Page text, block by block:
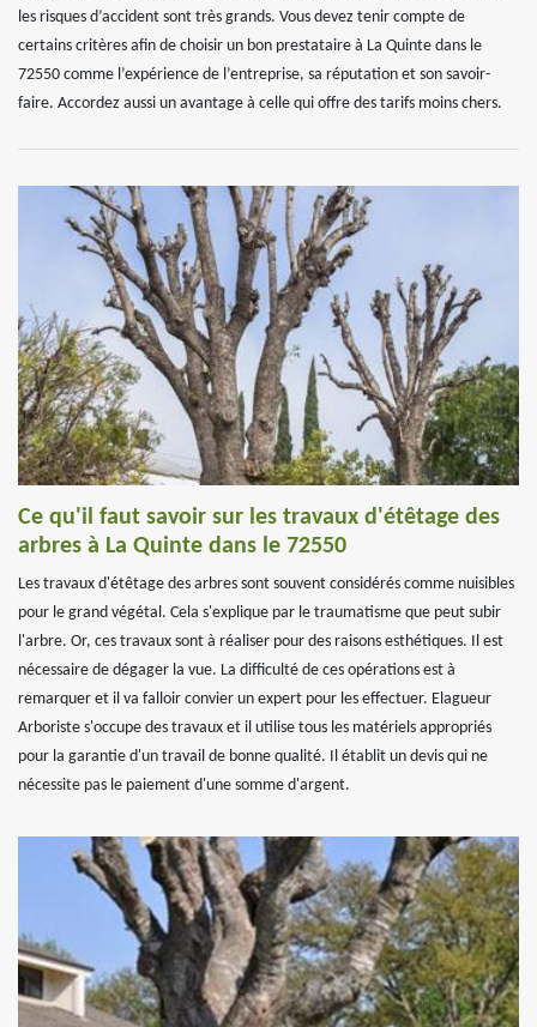
les risques d’accident sont très grands. Vous devez tenir compte de
certains critères afin de choisir un bon prestataire à La Quinte dans le
72550 comme l’expérience de l’entreprise, sa réputation et son savoir-
faire. Accordez aussi un avantage à celle qui offre des tarifs moins chers.
Ce qu'il faut savoir sur les travaux d'étêtage des
arbres à La Quinte dans le 72550
Les travaux d'étêtage des arbres sont souvent considérés comme nuisibles
pour le grand végétal. Cela s'explique par le traumatisme que peut subir
l'arbre. Or, ces travaux sont à réaliser pour des raisons esthétiques. Il est
nécessaire de dégager la vue. La difficulté de ces opérations est à
remarquer et il va falloir convier un expert pour les effectuer. Elagueur
Arboriste s'occupe des travaux et il utilise tous les matériels appropriés
pour la garantie d'un travail de bonne qualité. Il établit un devis qui ne
nécessite pas le paiement d'une somme d'argent.